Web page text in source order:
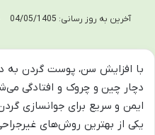
آخرین به روز رسانی: 04/05/1405
با افزایش سن، پوست گردن به
دچار چین و چروک و افتادگی
ایمن و سریع برای جوانسازی
یکی از بهترین روش‌های